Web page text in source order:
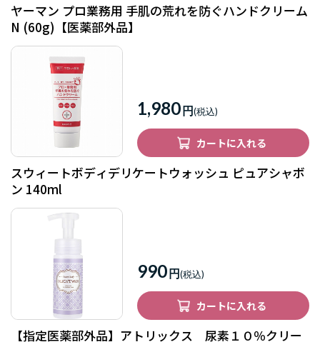
ヤーマン プロ業務用 手肌の荒れを防ぐハンドクリーム
N (60g)【医薬部外品】
1,980 円
カートに入れる
スウィートボディデリケートウォッシュ ピュアシャボ
ン 140ml
990 円
カートに入れる
【指定医薬部外品】アトリックス 尿素１０％クリー